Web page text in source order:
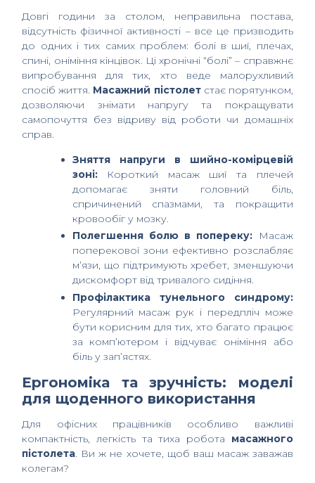
Довгі години за столом, неправильна постава,
відсутність фізичної активності – все це призводить
до одних і тих самих проблем: болі в шиї, плечах,
спині, оніміння кінцівок. Ці хронічні “болі” – справжнє
випробування для тих, хто веде малорухливий
спосіб життя. Масажний пістолетстає порятунком,
дозволяючи знімати напругу та покращувати
самопочуття без відриву від роботи чи домашніх
справ.
Зняття напруги в шийно-комірцевій
зоні:Короткий масаж шиї та плечей
допомагає зняти головний біль,
спричинений спазмами, та покращити
кровообіг у мозку.
Полегшення болю в попереку: Масаж
поперекової зони ефективно розслабляє
м’язи, що підтримують хребет, зменшуючи
дискомфорт від тривалого сидіння.
Профілактика тунельного синдрому:
Регулярний масаж рук і передпліч може
бути корисним для тих, хто багато працює
за комп’ютером і відчуває оніміння або
біль у зап’ястях.
Ергономіка та зручність: моделі
для щоденного використання
Для офісних працівників особливо важливі
компактність, легкість та тиха робота масажного
пістолета. Ви ж не хочете, щоб ваш масаж заважав
колегам?